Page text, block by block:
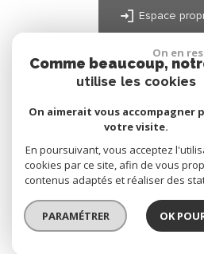
Espace
site réalisé
© 2026 | Tous droits réservés |
Plan du site
Mentions légales Nos
Toutes nos
Site internet
un seul site adaptable à
On en
Comme beaucoup,
utilise les cookies
On aimerait vous accompagner
votre visite.
En poursuivant, vous acceptez
cookies par ce site, afin de vous
contenus adaptés et réaliser des
PARAMÉTRER OK